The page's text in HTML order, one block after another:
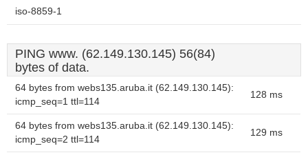
iso-8859-1
PING www. (62.149.130.145) 56(84)
bytes of data.
64 bytes from webs135.aruba.it (62.149.130.145):
icmp_seq=1 ttl=114
128 ms
64 bytes from webs135.aruba.it (62.149.130.145):
icmp_seq=2 ttl=114
129 ms